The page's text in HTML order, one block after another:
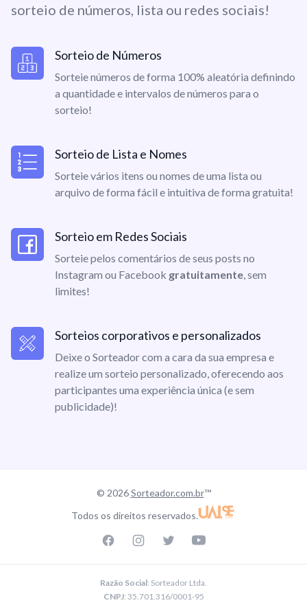
sorteio de números, lista ou redes sociais!
Sorteio de Números
Sorteie números de forma 100% aleatória definindo
a quantidade e intervalos de números para o
sorteio!
Sorteio de Lista e Nomes
Sorteie vários itens ou nomes de uma lista ou
arquivo de forma fácil e intuitiva de forma gratuita!
Sorteio em Redes Sociais
Sorteie pelos comentários de seus posts no
Instagram ou Facebook gratuitamente, sem
limites!
Sorteios corporativos e personalizados
Deixe o Sorteador com a cara da sua empresa e
realize um sorteio personalizado, oferecendo aos
participantes uma experiência única (e sem
publicidade)!
© 2026Sorteador.com.br™
Todos os direitos reservados.
Razão Social: Sorteador Ltda.
CNPJ: 35.701.316/0001-95